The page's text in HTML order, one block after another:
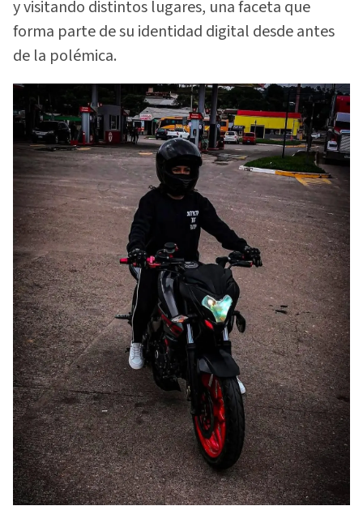
y visitando distintos lugares, una faceta que
forma parte de su identidad digital desde antes
de la polémica.